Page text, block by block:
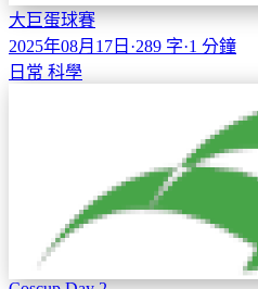
大巨蛋球賽
2025年08月17日 ·289 字·1 分鐘
日常 科學